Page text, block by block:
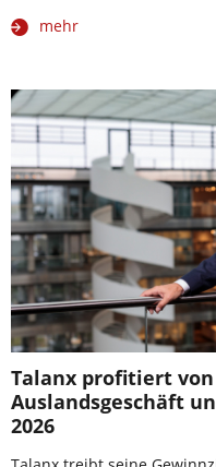
mehr
Talanx profitiert
Auslandsgeschäft
2026